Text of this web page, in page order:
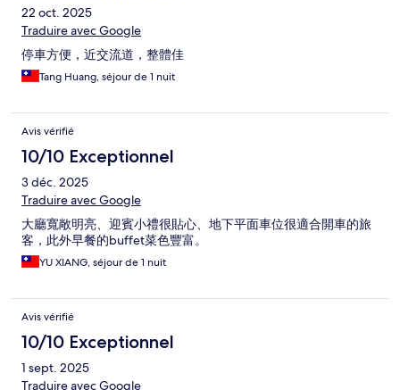
22 oct. 2025
Traduire avec Google
停車方便，近交流道，整體佳
Tang Huang, séjour de 1 nuit
Avis vérifié
10/10 Exceptionnel
3 déc. 2025
Traduire avec Google
大廳寬敞明亮、迎賓小禮很貼心、地下平面車位很適合開車的旅
客，此外早餐的buffet菜色豐富。
YU XIANG, séjour de 1 nuit
Avis vérifié
10/10 Exceptionnel
1 sept. 2025
Traduire avec Google